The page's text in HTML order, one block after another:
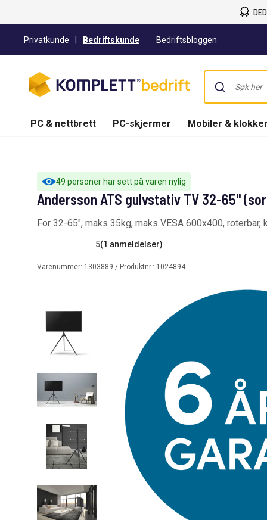
Privatkunde Bedriftskunde Bedriftsbloggen
PC & nettbrett PC-skjermer Mobiler & klokker
49 personer har sett på varen nylig
Andersson ATS gulvstativ TV 32-65"
For 32-65", maks 35kg, maks VESA 600x400, roterbar,
5(1 anmeldelser)
Varenummer: 1303889 / Produktnr.: 1024894